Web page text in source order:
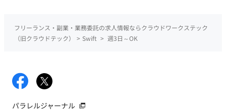
フリーランス・副業・業務委託の求人情報ならクラウドワークステック
（旧クラウドテック）
> Swift > 週3日～OK
パラレルジャーナル